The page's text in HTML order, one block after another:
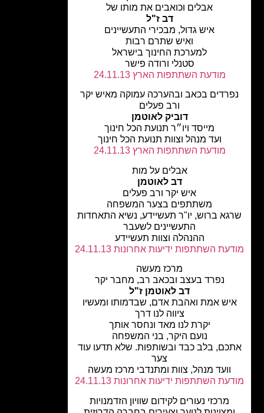
אבלים וכואבים את מותו של
איש גדול, מבכירי התעשיינים
ואיש שתרם רבות
למערכת החינוך בישראל
סטנלי ורודה פישר
מודעת השתתפות הארץ 24.11.13
בכאב ובהערכה עמוקה מאיש יקר
ורב פעלים
דוביק לאוטמן
מייסד ויו״ר תנועת הכל חינוך
ועד מנהל וצוות תנועת הכל חינוך
מודעת השתתפות הארץ 24.11.13
אבלים על מות
דב לאוטמן
איש יקר ורב פעלים
משתתפים בצער המשפחה
ברוש, יו"ר תעשיידע, נשיא התאחדות
התעשיינים לשעבר
ההנהלה וצוות תעשיידע
השתתפות ידיעות אחרונות 24.11.13
מרכז מעשה
נפרד בעצב ובכאב רב, מחבר יקר
דב לאוטמן ז"ל
אמת ואהבת אדם, שבדמותו ומעשיו
ציווה לנו דרך
יקרת לנו מאד ונחסר אותך
נועם היקר, בני המשפחה
בלב כבד ובשותפות. שלא תדעו עוד
וועד מנהל, צוות ומתנדבי מרכז מעשה
השתתפות ידיעות אחרונות 24.11.13
מרכזי נעורים לקידום שוויון הזדמנויות